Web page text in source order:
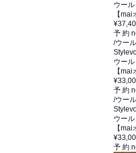
ウー
【
予 約
/ウー
ウー
【
予 約
/ウー
ウー
【
予 約